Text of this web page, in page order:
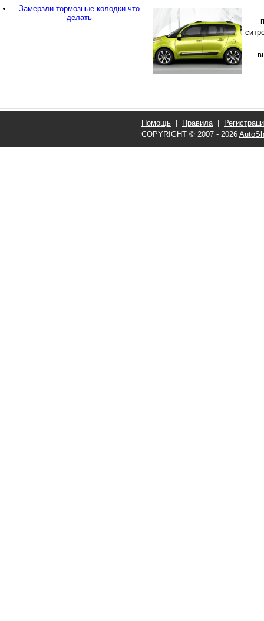
Замерзли тормозные колодки что
делать
Помощь Правила|
COPYRIGHT © 2007 - 2026